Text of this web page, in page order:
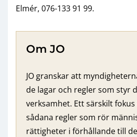
Elmér, 076-133 91 99.
Om JO
JO granskar att
de lagar och regler som styr
verksamhet. Ett särskilt
sådana regler som rör
rättigheter i förhållande till